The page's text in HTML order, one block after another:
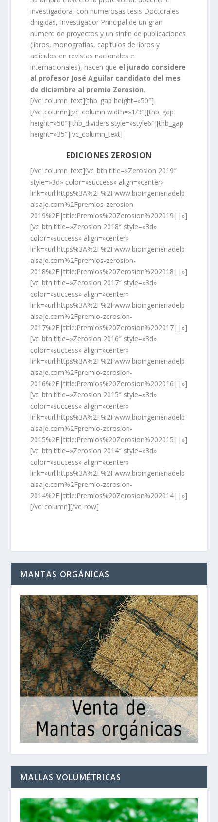
investigadora, con numerosas tesis Doctorales
dirigidas, Investigador Principal de un gran
número de proyectos y un sinfín de publicaciones
(libros, monografías, capítulos de libros y
artículos en revistas nacionales e
internacionales), hacen que el jurado considere
al profesor José Aguilar candidato del mes
de diciembre al premio Zerosion.
[/vc_column_text][thb_gap height=»50″]
[/vc_column][vc_column width=»1/3″][thb_gap
height=»50″][thb_dividers style=»style6″][thb_gap
height=»35″][vc_column_text]
EDICIONES ZEROSION
[/vc_column_text][vc_btn title=»Zerosion 2019″
style=»3d» color=»success» align=»center»
link=»url:https%3A%2F%2Fwww.bioingenieriadelp
aisaje.com%2Fpremios-zerosion-
2019%2F|title:Premios%20Zerosion%202019||»]
[vc_btn title=»Zerosion 2018″ style=»3d»
color=»success» align=»center»
link=»url:https%3A%2F%2Fwww.bioingenieriadelp
aisaje.com%2Fpremios-zerosion-
2018%2F|title:Premios%20Zerosion%202018||»]
[vc_btn title=»Zerosion 2017″ style=»3d»
color=»success» align=»center»
link=»url:https%3A%2F%2Fwww.bioingenieriadelp
aisaje.com%2Fpremio-zerosion-
2017%2F|title:Premios%20Zerosion%202017||»]
[vc_btn title=»Zerosion 2016″ style=»3d»
color=»success» align=»center»
link=»url:https%3A%2F%2Fwww.bioingenieriadelp
aisaje.com%2Fpremio-zerosion-
2016%2F|title:Premios%20Zerosion%202016||»]
[vc_btn title=»Zerosion 2015″ style=»3d»
color=»success» align=»center»
link=»url:https%3A%2F%2Fwww.bioingenieriadelp
aisaje.com%2Fpremio-zerosion-
2015%2F|title:Premios%20Zerosion%202015||»]
[vc_btn title=»Zerosion 2014″ style=»3d»
color=»success» align=»center»
link=»url:https%3A%2F%2Fwww.bioingenieriadelp
aisaje.com%2Fpremio-zerosion-
2014%2F|title:Premios%20Zerosion%202014||»]
[/vc_column][/vc_row]
MANTAS ORGÁNICAS
MALLAS VOLUMÉTRICAS